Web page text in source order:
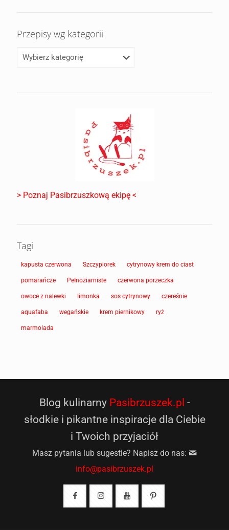
Przepisy wg kategorii
> Poznaj Pasibrzuszkową ekipę <
Tagi
kapusta czerwona Szczypiorek cytrynowy krem do ciast
pomarańcze Pełnoziarniste czerwona porzeczka
owoce z nalewki limonka sos cytrynowy czereśnie
aquafaba wegańskie krem piernikowy ryż
marmolada
Blog kulinarny Pasibrzuszek.pl -
słodkie i pikantne inspiracje dla Ciebie
i Twoich przyjaciół
Masz pytania lub sugestie? Napisz do nas:
info@pasibrzuszek.pl